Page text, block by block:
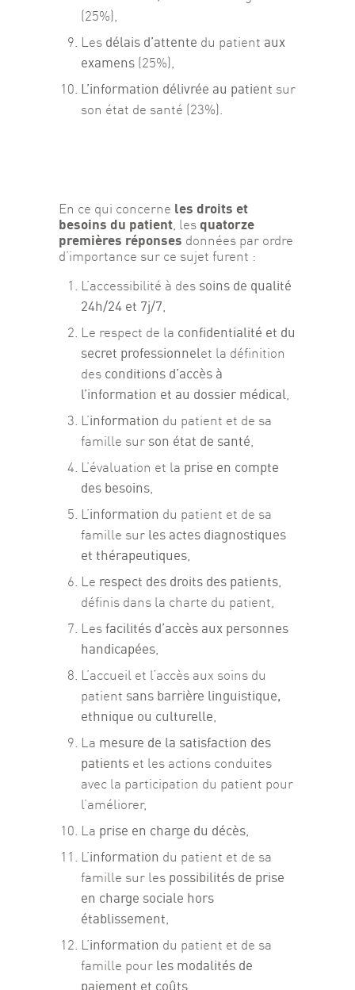
(25%),
Les délais d’attente du patient aux
examens (25%),
L’information délivrée au patient sur
son état de santé (23%).
En ce qui concerne les droits et
besoins du patient, les quatorze
premières réponses données par ordre
d’importance sur ce sujet furent :
L’accessibilité à des soins de qualité
24h/24 et 7j/7,
Le respect de la confidentialité et du
secret professionnelet la définition
des conditions d’accès à
l’information et au dossier médical,
L’information du patient et de sa
famille sur son état de santé,
L’évaluation et la prise en compte
des besoins,
L’information du patient et de sa
famille sur les actes diagnostiques
et thérapeutiques,
Le respect des droits des patients,
définis dans la charte du patient,
Les facilités d’accès aux personnes
handicapées,
L’accueil et l’accès aux soins du
patient sans barrière linguistique,
ethnique ou culturelle,
La mesure de la satisfaction des
patients et les actions conduites
avec la participation du patient pour
l’améliorer,
La prise en charge du décès,
L’information du patient et de sa
famille sur les possibilités de prise
en charge sociale hors
établissement,
L’information du patient et de sa
famille pour les modalités de
paiement et coûts,